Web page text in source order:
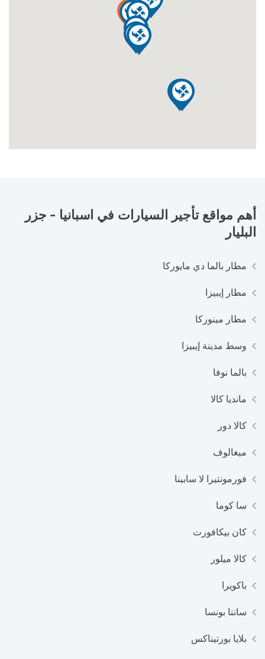
أهم مواقع تأجير السيارات في اسبانيا - جزر
البليار
مطار بالما دي مايوركا
مطار إيبيزا
مطار مينوركا
وسط مدينة إيبيزا
بالما نوفا
مانديا كالا
كالا دور
ميغالوف
فورمونتيرا لا سابينا
سا كوما
كان بيكافورت
كالا ميلور
باكويرا
سانتا بونسا
بلايا بورتيناكس